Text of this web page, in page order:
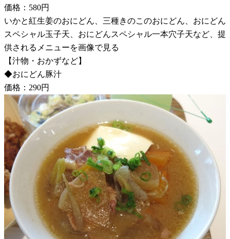
価格：580円
いかと紅生姜のおにどん、三種きのこのおにどん、おにどん
スペシャル玉子天、おにどんスペシャル一本穴子天など、提
供されるメニューを画像で見る
【汁物・おかずなど】
◆おにどん豚汁
価格：290円